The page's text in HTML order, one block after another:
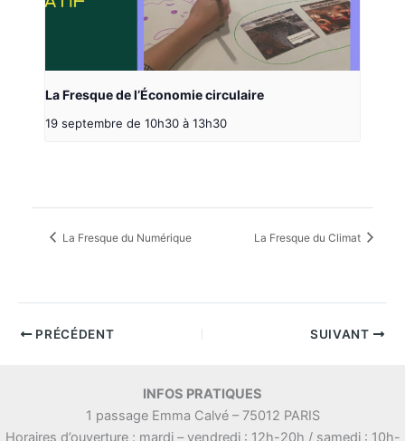
La Fresque de l’Économie circulaire
19 septembre de 10h30 à 13h30
La Fresque du Numérique La Fresque du Climat
PRÉCÉDENT SUIVANT
INFOS PRATIQUES
1 passage Emma Calvé – 75012 PARIS
Horaires d’ouverture : mardi – vendredi : 12h-20h / samedi : 10h-